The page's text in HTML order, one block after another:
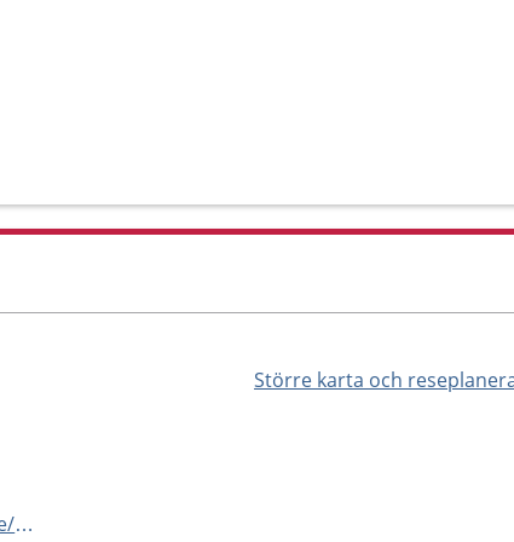
Större karta och
https://www.rosengardskliniken.se/filial-bennets-vag/